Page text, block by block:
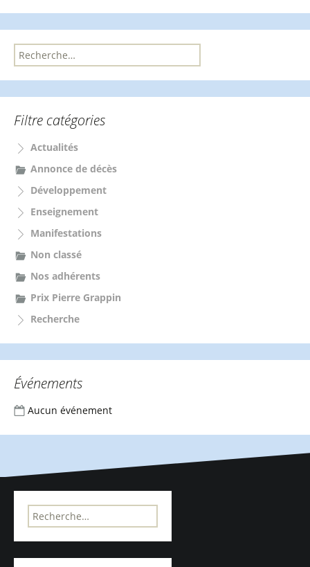
R
e
c
h
r
h
e
Filtre catégories
Actualités
Annonce de décès
Développement
Enseignement
Manifestations
Non classé
Nos adhérents
Prix Pierre Grappin
Recherche
Événements
Aucun événement
R
e
c
h